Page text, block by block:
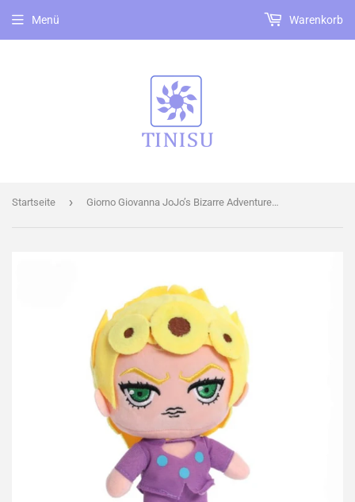
Menü Warenkorb
Startseite › Giorno Giovanna JoJo’s Bizarre Adventure Kuscheltier - 22 cm Plüschtier